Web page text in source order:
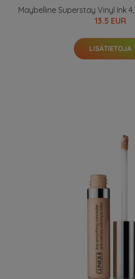
Maybelline Superstay Vinyl Ink
13.5 EUR
LISÄTIETOJA